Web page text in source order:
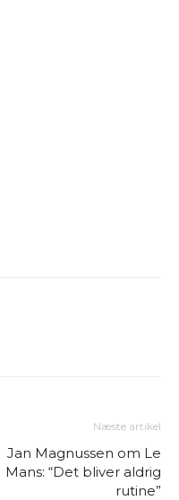
Næste artikel
Jan Magnussen om Le
Mans: “Det bliver aldrig
rutine”